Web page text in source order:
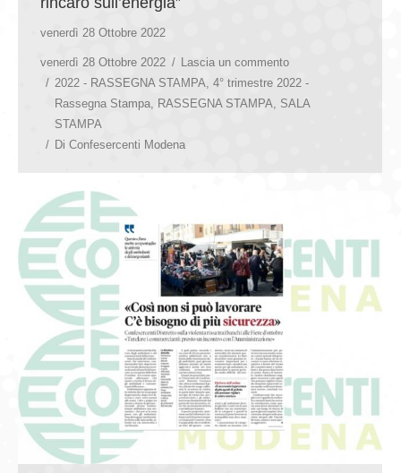
venerdì 28 Ottobre 2022
venerdì 28 Ottobre 2022
Lascia un commento
2022 - RASSEGNA STAMPA 4° trimestre 2022 -
Rassegna Stampa
RASSEGNA STAMPA
SALA
STAMPA
Di Confesercenti Modena